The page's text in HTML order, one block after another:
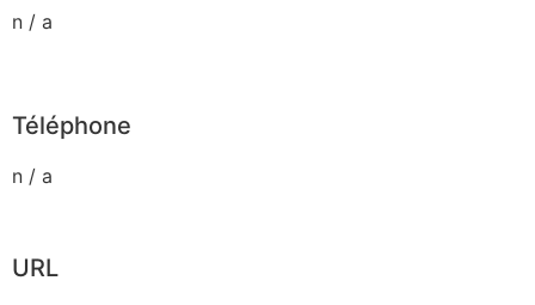
n / a
Téléphone
n / a
URL